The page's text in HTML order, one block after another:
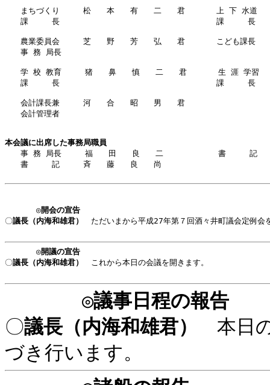
まちづくり　　　松　　本　　有　　二　　君　　　　上 下 水道　
課　　　長　　　　　　　　　　　　　　　
農業委員会　　　芝　　野　　芳　　弘　　君　　　　こども課長　
事 務 局長
学 校 教育　　　猪　　鼻　　慎　　二　　君　　　　生 涯 学習　
課　　　長　　　　　　　　　　　　　　　
会計課長兼　　　河　　合　　
会計管理者
本会議に出席した事務局職員
事 務 局長　　　福　　田　　良　　二　　　　　　　書　　　記　
書　　　記　　　斉　　藤　　良　　尚
◎開会の宣告
〇議長（内海和雄君）
ただいまから平成27年第７回酒々井町議会定例会
◎開議の宣告
〇議長（内海和雄君）
これから本日の会議を開きます。
◎議事日程の報告
〇議長（内海和雄君）
本日
づき行います。